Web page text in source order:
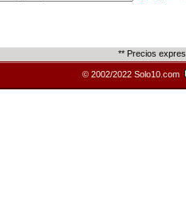
** Precios
© 2002/2022 Solo10.com